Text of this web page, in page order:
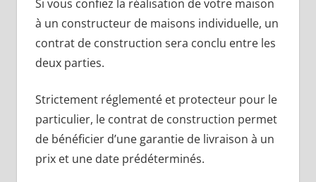
Si vous confiez la réalisation de votre maison
à un constructeur de maisons individuelle, un
contrat de construction sera conclu entre les
deux parties.
Strictement réglementé et protecteur pour le
particulier, le contrat de construction permet
de bénéficier d’une garantie de livraison à un
prix et une date prédéterminés.